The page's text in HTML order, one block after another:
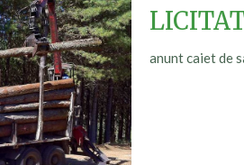
anunt caiet de